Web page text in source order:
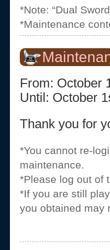
*Note: “Dual
*Maintenance
From: October
Until: October
Thank you for
*You cannot re-
maintenance.
*Please log out of
*If you are still
you obtained may